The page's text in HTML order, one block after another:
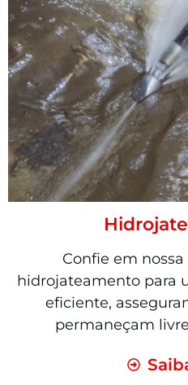
Confie em
hidrojateamento para
eficiente,
permaneçam